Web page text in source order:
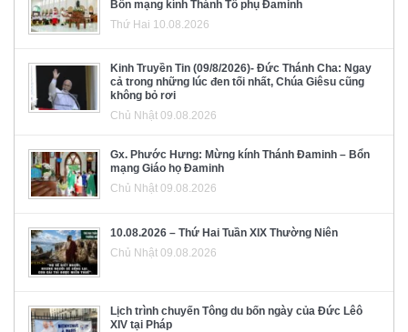
Bổn mạng kính Thánh Tổ phụ Đaminh
Thứ Hai 10.08.2026
Kinh Truyền Tin (09/8/2026)- Đức Thánh Cha: Ngay
cả trong những lúc đen tối nhất, Chúa Giêsu cũng
không bỏ rơi
Chủ Nhật 09.08.2026
Gx. Phước Hưng: Mừng kính Thánh Đaminh – Bổn
mạng Giáo họ Đaminh
Chủ Nhật 09.08.2026
10.08.2026 – Thứ Hai Tuần XIX Thường Niên
Chủ Nhật 09.08.2026
Lịch trình chuyến Tông du bốn ngày của Đức Lêô
XIV tại Pháp